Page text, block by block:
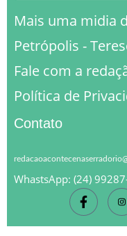
Mais uma midia
Petrópolis -
Fale com a
Política de
Contato
WhastsApp: (24)